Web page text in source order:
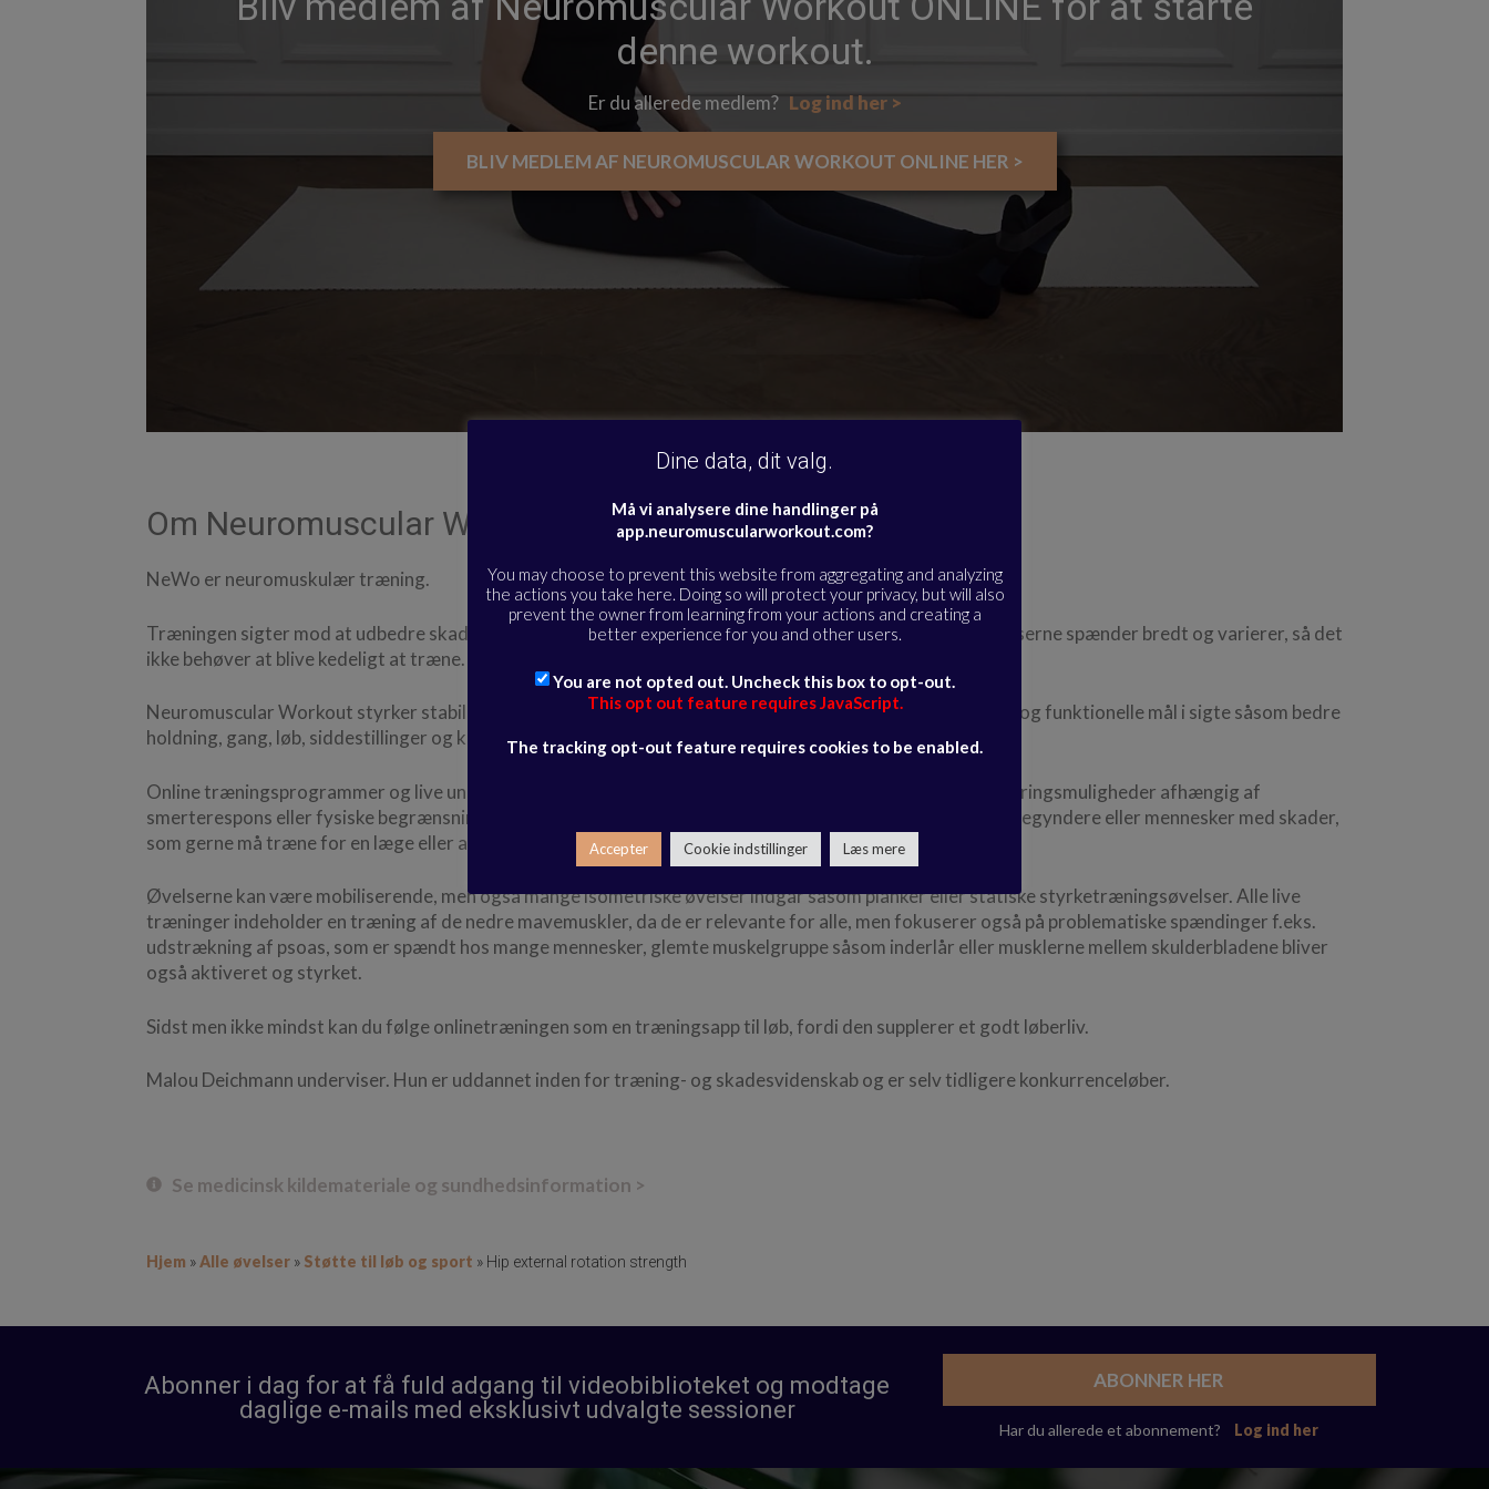
denne workout.
Er du allerede medlem? Log ind her >
BLIV MEDLEM AF NEUROMUSCULAR WORKOUT ONLINE HER >
Om Neuromuscular Workout (NeWo)
NeWo er neuromuskulær træning.
Træningen sigter mod at udbedre skader, forebygge nye skader og gøre kroppen stærk og fleksibel. Øvelserne spænder bredt og varierer, så det
ikke behøver at blive kedeligt at træne.
Neuromuscular Workout styrker stabiliteten for musklerne omkring leddet efter biomekaniske principper og funktionelle mål i sigte såsom bedre
holdning, gang, løb, siddestillinger og kropslig komfort.
Online træningsprogrammer og live undervisning er undervist tydeligt med jævnlige korrektioner og justeringsmuligheder afhængig af
smerterespons eller fysiske begrænsninger, og derfor er det også anvendelige træningsprogrammer for begyndere eller mennesker med skader,
som gerne må træne for en læge eller anden sundhedsfaglig.
Øvelserne kan være mobiliserende, men også mange isometriske øvelser indgår såsom planker eller statiske styrketræningsøvelser. Alle live
træninger indeholder en træning af de nedre mavemuskler, da de er relevante for alle, men fokuserer også på problematiske spændinger f.eks.
udstrækning af psoas, som er spændt hos mange mennesker, glemte muskelgruppe såsom inderlår eller musklerne mellem skulderbladene bliver
også aktiveret og styrket.
Sidst men ikke mindst kan du følge onlinetræningen som en træningsapp til løb, fordi den supplerer et godt løberliv.
Malou Deichmann underviser. Hun er uddannet inden for træning- og skadesvidenskab og er selv tidligere konkurrenceløber.
Se medicinsk kildemateriale og sundhedsinformation >
Hjem »Alle øvelser » Støtte til løb og sport » Hip external rotation strength
Abonner i dag for at få fuld adgang til videobiblioteket og modtage
daglige e-mails med eksklusivt udvalgte sessioner
ABONNER HER
Har du allerede et abonnement? Log ind her
Dine data, dit valg.
Må vi analysere dine handlinger på
app.neuromuscularworkout.com?
You may choose to prevent this website from aggregating and analyzing
the actions you take here. Doing so will protect your privacy, but will also
prevent the owner from learning from your actions and creating a
better experience for you and other users.
You are not opted out. Uncheck this box to opt-out.
This opt out feature requires JavaScript.
The tracking opt-out feature requires cookies to be enabled.
Accepter Cookie indstillinger Læs mere